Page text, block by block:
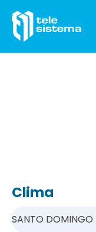
Clima
SANTO DOMINGO